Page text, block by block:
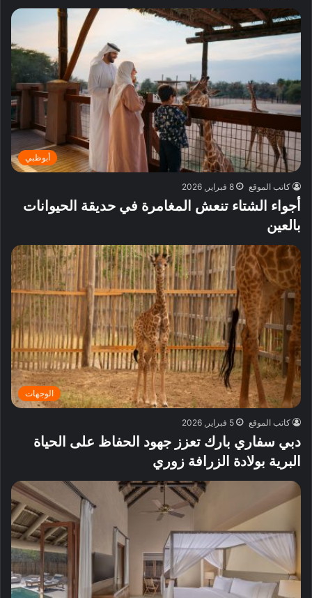
أبوظبي
كاتب الموقع 8 فبراير, 2026
أجواء الشتاء تنعش المغامرة في حديقة الحيوانات
بالعين
الوجهات
كاتب الموقع 5 فبراير, 2026
دبي سفاري بارك تعزز جهود الحفاظ على الحياة
البرية بولادة الزرافة زوري